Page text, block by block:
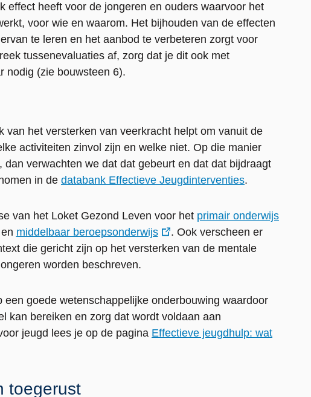
effect heeft voor de jongeren en ouders waarvoor het
voor wie en waarom. Het bijhouden van de effecten
te leren en het aanbod te verbeteren zorgt voor
tussenevaluaties af, zorg dat je dit ook met
nodig (zie bouwsteen 6).
het versterken van veerkracht helpt om vanuit de
activiteiten zinvol zijn en welke niet. Op die manier
verwachten we dat dat gebeurt en dat dat bijdraagt
in de databank Effectieve Jeugdinterventies.
van het Loket Gezond Leven voor het primair onderwijs
en middelbaar beroepsonderwijs
. Ook verscheen er
die gericht zijn op het versterken van de mentale
worden beschreven.
goede wetenschappelijke onderbouwing waardoor
kan bereiken en zorg dat wordt voldaan aan
jeugd lees je op de pagina Effectieve jeugdhulp: wat
toegerust